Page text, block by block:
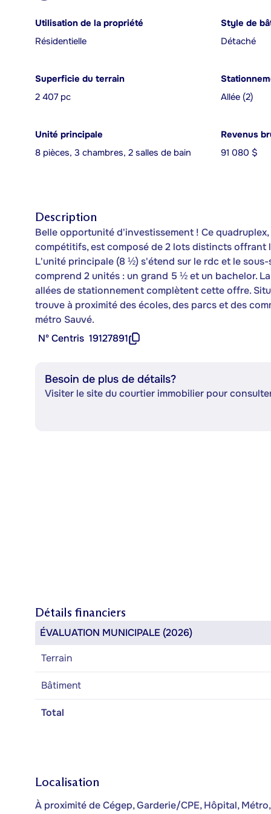
Utilisation de la propriété
Résidentielle
Style de
Détaché
Superficie du terrain
2 407 pc
Allée (2)
Unité principale
8 pièces, 3 chambres, 2 salles de bain
Revenus
91 080 $
Description
Belle opportunité d'investissement ! Ce
compétitifs, est composé de 2 lots distincts offrant
L'unité principale (8 ½) s'étend sur le rdc et le
comprend 2 unités : un grand 5 ½ et un bachelor.
allées de stationnement complètent cette offre.
trouve à proximité des écoles, des parcs et des
métro Sauvé.
Nº Centris 19127891
Besoin de plus de détails?
Visiter le site du courtier immobilier pour
Détails financiers
ÉVALUATION MUNICIPALE (2026)
Terrain
Bâtiment
Total
Localisation
À proximité de Cégep, Garderie/CPE, Hôpital,